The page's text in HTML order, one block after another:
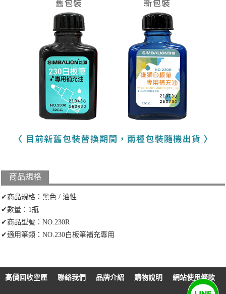
商品規格
✔商品規格：黑色 / 油性
✔數量：1瓶
✔商品型號：NO.230R
✔適用筆類：NO.230白板筆補充專用
高價回收空匣 聯絡我們 品牌介紹 購物說明 網站使用條款